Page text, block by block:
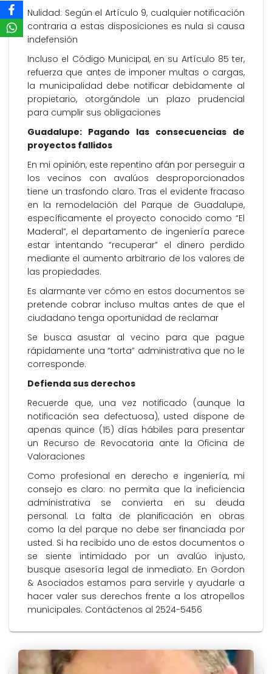
Nulidad: Según el Artículo 9, cualquier notificación
contraria a estas disposiciones es nula si causa
indefensión
Incluso el Código Municipal, en su Artículo 85 ter,
refuerza que antes de imponer multas o cargas,
la municipalidad debe notificar debidamente al
propietario, otorgándole un plazo prudencial
para cumplir sus obligaciones
Guadalupe: Pagando las consecuencias de
proyectos fallidos
En mi opinión, este repentino afán por perseguir a
los vecinos con avalúos desproporcionados
tiene un trasfondo claro. Tras el evidente fracaso
en la remodelación del Parque de Guadalupe,
específicamente el proyecto conocido como “El
Maderal”, el departamento de ingeniería parece
estar intentando “recuperar” el dinero perdido
mediante el aumento arbitrario de los valores de
las propiedades.
Es alarmante ver cómo en estos documentos se
pretende cobrar incluso multas antes de que el
ciudadano tenga oportunidad de reclamar
Se busca asustar al vecino para que pague
rápidamente una “torta” administrativa que no le
corresponde.
Defienda sus derechos
Recuerde que, una vez notificado (aunque la
notificación sea defectuosa), usted dispone de
apenas quince (15) días hábiles para presentar
un Recurso de Revocatoria ante la Oficina de
Valoraciones
Como profesional en derecho e ingeniería, mi
consejo es claro: no permita que la ineficiencia
administrativa se convierta en su deuda
personal. La falta de planificación en obras
como la del parque no debe ser financiada por
usted. Si ha recibido uno de estos documentos o
se siente intimidado por un avalúo injusto,
busque asesoría legal de inmediato. En Gordon
& Asociados estamos para servirle y ayudarle a
hacer valer sus derechos frente a los atropellos
municipales. Contáctenos al 2524-5456